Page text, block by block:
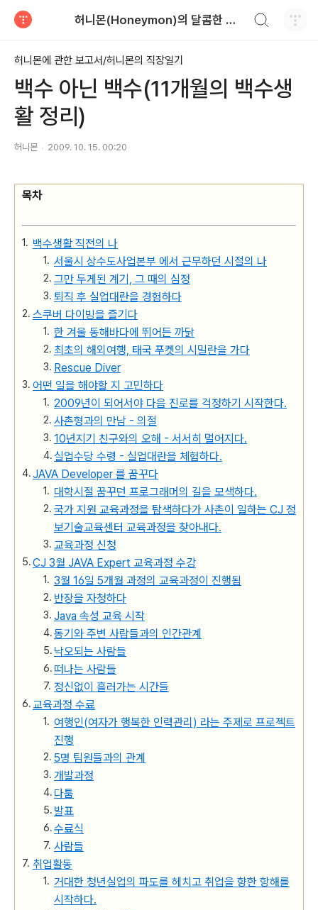
허니몬(Honeymon)의 달콤한 비행
허니몬에 관한 보고서/허니몬의 직장일기
백수 아닌 백수(11개월의 백수생
활 정리)
허니몬 2009. 10. 15. 00:20
목차
백수생활 직전의 나
서울시 상수도사업본부 에서 근무하던 시절의 나
그만 두게된 계기, 그 때의 심정
퇴직 후 실업대란을 경험하다
스쿠버 다이빙을 즐기다
한 겨울 동해바다에 뛰어든 까닭
최초의 해외여행, 태국 푸켓의 시밀란을 가다
Rescue Diver
어떤 일을 해야할 지 고민하다
2009년이 되어서야 다음 진로를 걱정하기 시작한다.
사촌형과의 만남 - 의절
10년지기 친구와의 오해 - 서서히 멀어지다.
실업수당 수령 - 실업대란을 체험하다.
JAVA Developer 를 꿈꾸다
대학시절 꿈꾸던 프로그래머의 길을 모색하다.
국가 지원 교육과정을 탐색하다가 사촌이 일하는 CJ 정
보기술교육센터 교육과정을 찾아내다.
교육과정 신청
CJ 3월 JAVA Expert 교육과정 수강
3월 16일 5개월 과정의 교육과정이 진행됨
반장을 자청하다
Java 속성 교육 시작
동기와 주변 사람들과의 인간관계
낙오되는 사람들
떠나는 사람들
정신없이 흘러가는 시간들
교육과정 수료
여행인(여자가 행복한 인력관리) 라는 주제로 프로젝트
진행
5명 팀원들과의 관계
개발과정
다툼
발표
수료식
사람들
취업활동
거대한 청년실업의 파도를 헤치고 취업을 향한 항해를
시작하다.